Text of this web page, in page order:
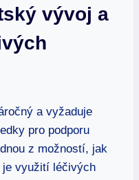
vývoj a
a vyžaduje
pro podporu
z možností, jak
je využití léčivých